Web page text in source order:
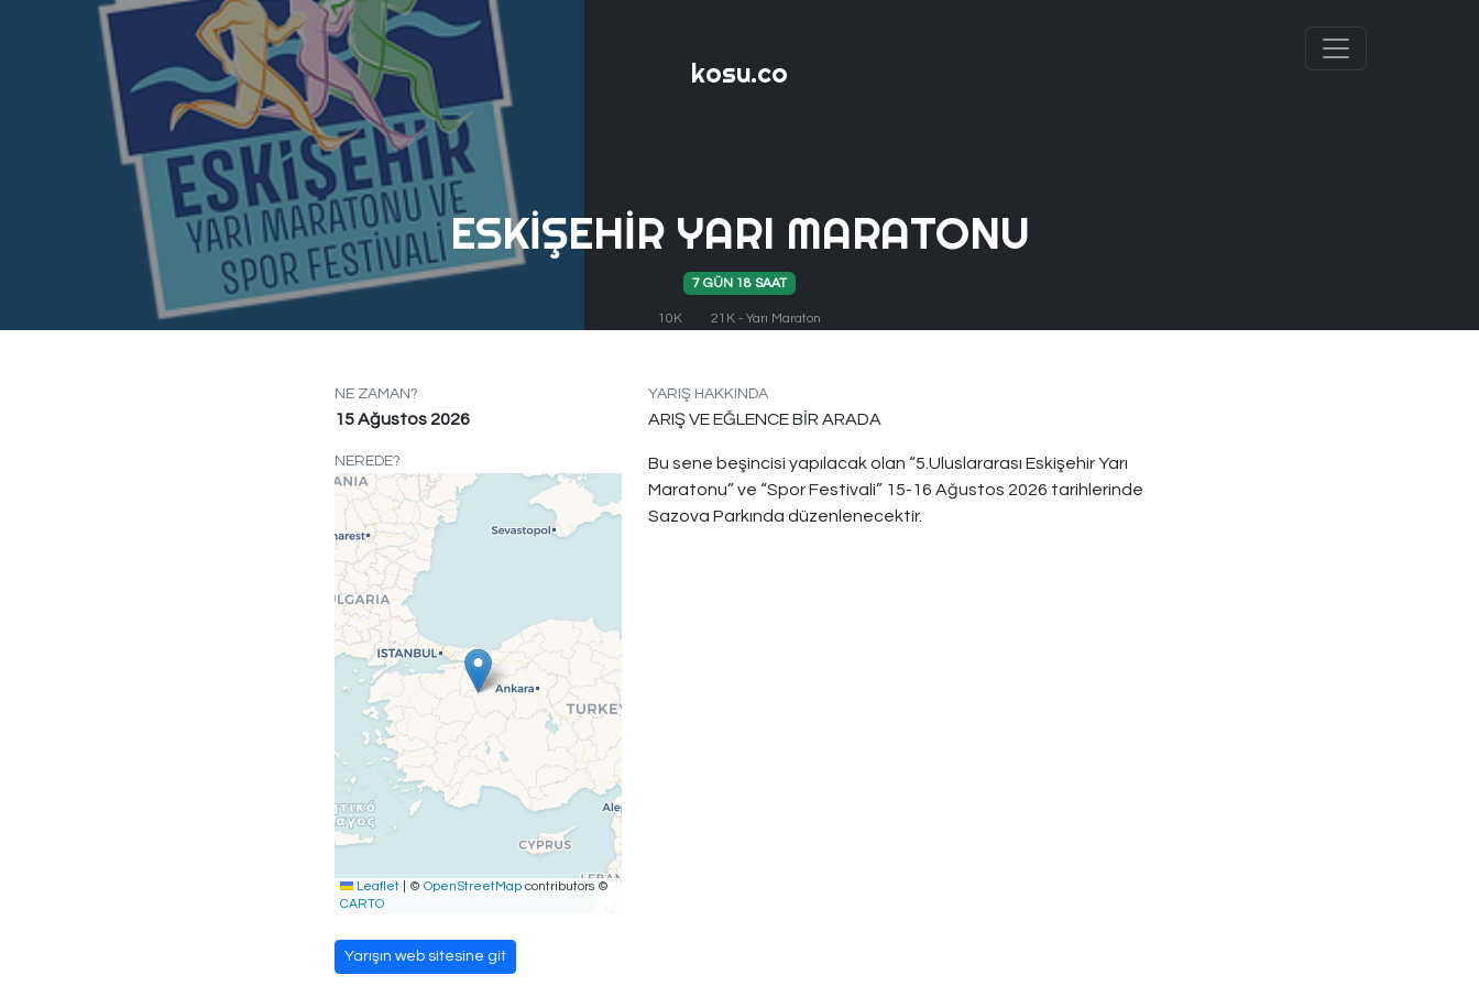
kosu.co
ESKIŞEHIR YARI MARATONU
7 GÜN 18 SAAT
10K 21K - Yarı Maraton
NE ZAMAN?
15 Ağustos 2026
NEREDE?
Leaflet © OpenStreetMap contributors ©
CARTO
Yarışın web sitesine git
YARIŞ HAKKINDA
ARIŞ VE EĞLENCE BİR ARADA
Bu sene beşincisi yapılacak olan “5.Uluslararası Eskişehir Yarı
Maratonu” ve “Spor Festivali” 15-16 Ağustos 2026 tarihlerinde
Sazova Parkında düzenlenecektir.